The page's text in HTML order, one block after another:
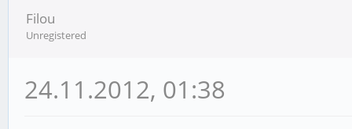
Filou
Unregistered
24.11.2012, 01:38